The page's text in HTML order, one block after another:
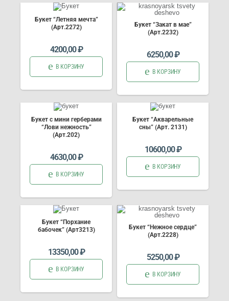
Букет “Летняя мечта”
(Арт.2272)
4200,00₽
В КОРЗИНУ
Букет “Закат в мае”
(Арт.2232)
6250,00₽
В КОРЗИНУ
Букет с мини герберами
“Лови нежность”
(Арт.202)
4630,00₽
В КОРЗИНУ
Букет “Акварельные
сны” (Арт. 2131)
10600,00₽
В КОРЗИНУ
Букет “Порхание
бабочек” (Арт3213)
13350,00₽
В КОРЗИНУ
Букет “Нежное сердце”
(Арт.2228)
5250,00₽
В КОРЗИНУ